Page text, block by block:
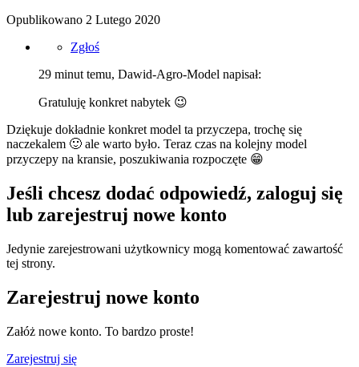
Opublikowano 2 Lutego 2020
Zgłoś
29 minut temu, Dawid-Agro-Model napisał:
Gratuluję konkret nabytek 😉
Dziękuje dokładnie konkret model ta przyczepa, trochę się
naczekalem 🙂 ale warto było. Teraz czas na kolejny model
przyczepy na kransie, poszukiwania rozpoczęte 😁
Jeśli chcesz dodać odpowiedź, zaloguj się
lub zarejestruj nowe konto
Jedynie zarejestrowani użytkownicy mogą komentować zawartość
tej strony.
Zarejestruj nowe konto
Załóż nowe konto. To bardzo proste!
Zarejestruj się